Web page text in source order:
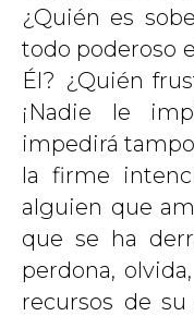
¿Quién es
todo poderoso
Él? ¿Quién
¡Nadie le
impedirá
la firme
alguien que
que se ha
perdona,
recursos de